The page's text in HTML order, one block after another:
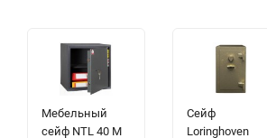
Мебельный
сейф NTL 40 M
Сейф
Loringhoven